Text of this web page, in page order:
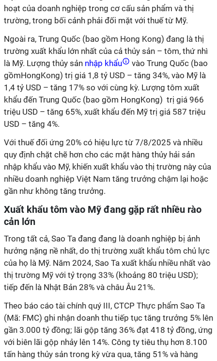
hoạt của doanh nghiệp trong cơ cấu sản phẩm và thị
trường, trong bối cảnh phải đối mặt với thuế từ Mỹ.
Ngoài ra, Trung Quốc (bao gồm Hong Kong) đang là thị
trường xuất khẩu lớn nhất của cả thủy sản – tôm, thứ nhì
là Mỹ. Lượng thủy sản nhập khẩu
vào Trung Quốc (bao
gồmHongKong) trị giá 1,8 tỷ USD – tăng 34%, vào Mỹ là
1,4 tỷ USD – tăng 17% so với cùng kỳ. Lượng tôm xuất
khẩu đến Trung Quốc (bao gồm HongKong) trị giá 966
triệu USD – tăng 65%, xuất khẩu đến Mỹ trị giá 587 triệu
USD – tăng 4%.
Với thuế đối ứng 20% có hiệu lực từ 7/8/2025 và nhiều
quy định chặt chẽ hơn cho các mặt hàng thủy hải sản
nhập khẩu vào Mỹ, khiến xuất khẩu vào thị trường này của
nhiều doanh nghiệp Việt Nam tăng trưởng chậm lại hoặc
gần như không tăng trưởng.
Xuất khẩu tôm vào Mỹ đang gặp rất nhiều rào
cản lớn
Trong tất cả, Sao Ta đang đang là doanh nghiệp bị ảnh
hưởng nặng nề nhất, do thị trường xuất khẩu tôm chủ lực
của họ là Mỹ. Năm 2024, Sao Ta xuất khẩu nhiều nhất vào
thị trường Mỹ với tỷ trọng 33% (khoảng 80 triệu USD);
tiếp đến là Nhật Bản 28% và châu Âu 21%.
Theo báo cáo tài chính quý III, CTCP Thực phẩm Sao Ta
(Mã: FMC) ghi nhận doanh thu tiếp tục tăng trưởng 5% lên
gần 3.000 tỷ đồng; lãi gộp tăng 36% đạt 418 tỷ đồng, ứng
với biên lãi gộp nhảy lên 14%. Công ty tiêu thụ hơn 8.100
tấn hàng thủy sản trong kỳ vừa qua, tăng 51% và hàng